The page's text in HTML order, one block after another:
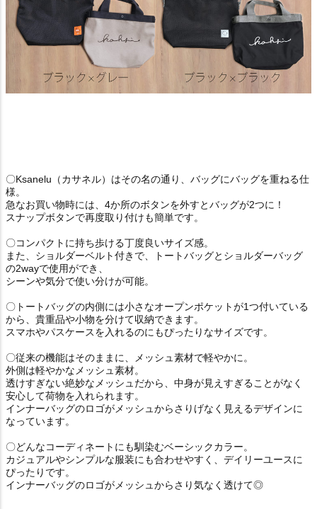
〇Ksanelu（カサネル）はその名の通り、バッグにバッグを重ねる仕
様。
急なお買い物時には、4か所のボタンを外すとバッグが2つに！
スナップボタンで再度取り付けも簡単です。
〇コンパクトに持ち歩ける丁度良いサイズ感。
また、ショルダーベルト付きで、トートバッグとショルダーバッグ
の2wayで使用ができ、
シーンや気分で使い分けが可能。
〇トートバッグの内側には小さなオープンポケットが1つ付いている
から、貴重品や小物を分けて収納できます。
スマホやパスケースを入れるのにもぴったりなサイズです。
〇従来の機能はそのままに、メッシュ素材で軽やかに。
外側は軽やかなメッシュ素材。
透けすぎない絶妙なメッシュだから、中身が見えすぎることがなく
安心して荷物を入れられます。
インナーバッグのロゴがメッシュからさりげなく見えるデザインに
なっています。
〇どんなコーディネートにも馴染むベーシックカラー。
カジュアルやシンプルな服装にも合わせやすく、デイリーユースに
ぴったりです。
インナーバッグのロゴがメッシュからさり気なく透けて◎